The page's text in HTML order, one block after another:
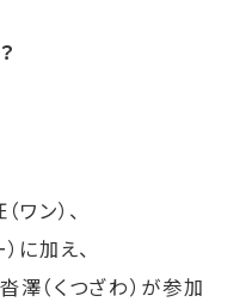
ン）、
に加え、
（くつざわ）が参加